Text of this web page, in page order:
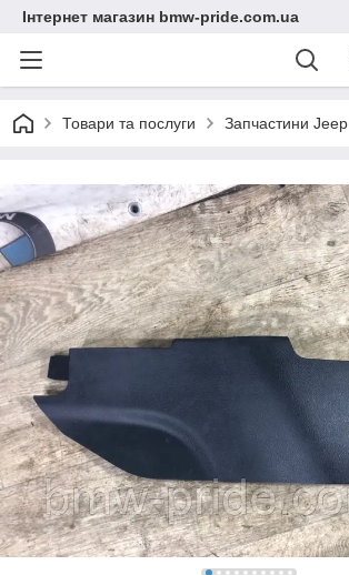
Інтернет магазин bmw-pride.com.ua
Товари та послуги Запчастини Jeep